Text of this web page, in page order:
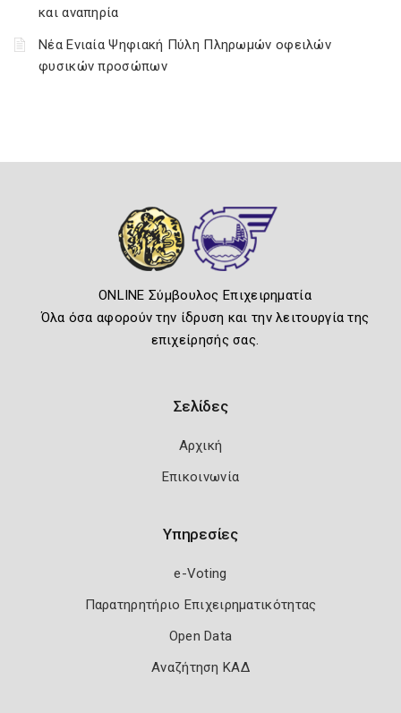
και αναπηρία
Νέα Ενιαία Ψηφιακή Πύλη Πληρωμών οφειλών
φυσικών προσώπων
ONLINE Σύμβουλος Επιχειρηματία
Όλα όσα αφορούν την ίδρυση και την λειτουργία της
επιχείρησής σας.
Σελίδες
Αρχική
Επικοινωνία
Υπηρεσίες
e-Voting
Παρατηρητήριο Επιχειρηματικότητας
Open Data
Αναζήτηση ΚΑΔ